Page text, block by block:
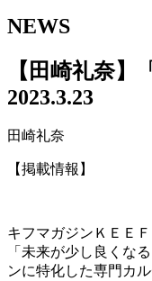
NEWS
【田崎礼奈】
2023.3.23
田崎礼奈
【掲載情報】
キフマガジンＫＥＥＦ
「未来が少し良くな
ンに特化した専門カ